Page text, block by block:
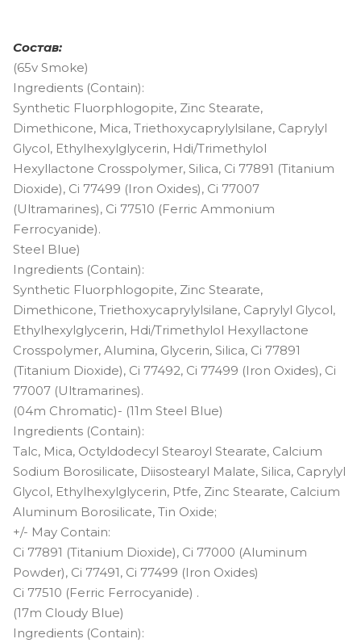
Состав:
(65v Smoke)
Ingredients (Contain):
Synthetic Fluorphlogopite, Zinc Stearate,
Dimethicone, Mica, Triethoxycaprylylsilane, Caprylyl
Glycol, Ethylhexylglycerin, Hdi/Trimethylol
Hexyllactone Crosspolymer, Silica, Ci 77891 (Titanium
Dioxide), Ci 77499 (Iron Oxides), Ci 77007
(Ultramarines), Ci 77510 (Ferric Ammonium
Ferrocyanide).
Steel Blue)
Ingredients (Contain):
Synthetic Fluorphlogopite, Zinc Stearate,
Dimethicone, Triethoxycaprylylsilane, Caprylyl Glycol,
Ethylhexylglycerin, Hdi/Trimethylol Hexyllactone
Crosspolymer, Alumina, Glycerin, Silica, Ci 77891
(Titanium Dioxide), Ci 77492, Ci 77499 (Iron Oxides), Ci
77007 (Ultramarines).
(04m Chromatic)- (11m Steel Blue)
Ingredients (Contain):
Talc, Mica, Octyldodecyl Stearoyl Stearate, Calcium
Sodium Borosilicate, Diisostearyl Malate, Silica, Caprylyl
Glycol, Ethylhexylglycerin, Ptfe, Zinc Stearate, Calcium
Aluminum Borosilicate, Tin Oxide;
+/- May Contain:
Ci 77891 (Titanium Dioxide), Ci 77000 (Aluminum
Powder), Ci 77491, Ci 77499 (Iron Oxides)
Ci 77510 (Ferric Ferrocyanide) .
(17m Cloudy Blue)
Ingredients (Contain):